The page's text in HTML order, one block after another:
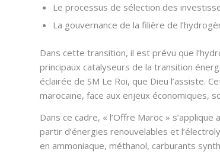
Le processus de sélection des
La gouvernance de la filière de
Dans cette transition, il est prévu que
principaux catalyseurs de la transition
éclairée de SM Le Roi, que Dieu l’assiste.
marocaine, face aux enjeux économiques,
Dans ce cadre, « l’Offre Maroc »
partir d’énergies renouvelables et
en ammoniaque, méthanol, carburants